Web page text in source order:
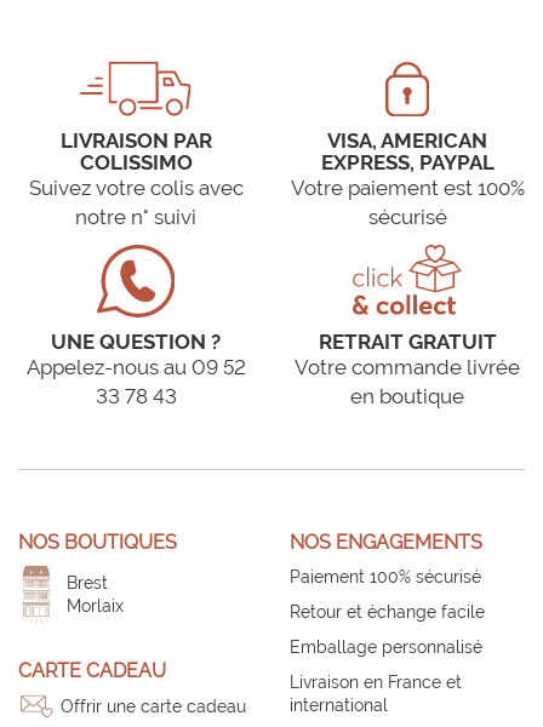
LIVRAISON PAR
COLISSIMO
Suivez votre colis avec
notre n° suivi
VISA, AMERICAN
EXPRESS, PAYPAL
Votre paiement est 100%
sécurisé
UNE QUESTION ?
Appelez-nous au 09 52
33 78 43
RETRAIT GRATUIT
Votre commande livrée
en boutique
NOS BOUTIQUES
Brest
Morlaix
CARTE CADEAU
Offrir une carte cadeau
NOS ENGAGEMENTS
Paiement 100% sécurisé
Retour et échange facile
Emballage personnalisé
Livraison en France et
international